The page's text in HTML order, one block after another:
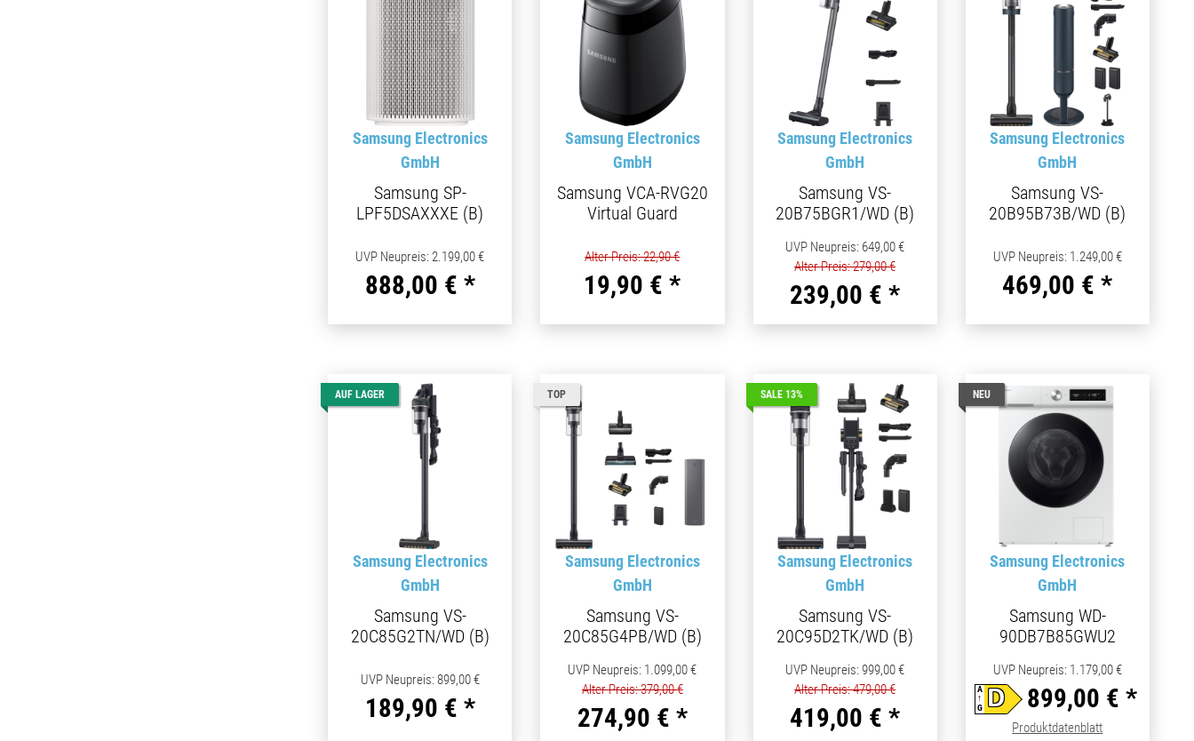
Samsung Electronics
GmbH
Samsung SP-
LPF5DSAXXXE (B)
UVP Neupreis: 2.199,00 €
888,00 € *
Samsung Electronics
GmbH
Samsung VCA-RVG20
Virtual Guard
Alter Preis: 22,90 €
19,90 €*
Samsung Electronics
GmbH
Samsung VS-
20B75BGR1/WD (B)
UVP Neupreis: 649,00 €
Alter Preis: 279,00 €
239,00 €*
Samsung Electronics
GmbH
Samsung VS-
20B95B73B/WD (B)
UVP Neupreis: 1.249,00 €
469,00 €*
AUF LAGER
Samsung Electronics
GmbH
Samsung VS-
20C85G2TN/WD (B)
UVP Neupreis: 899,00 €
189,90 € *
TOP
Samsung Electronics
GmbH
Samsung VS-
20C85G4PB/WD (B)
UVP Neupreis: 1.099,00 €
Alter Preis: 379,00 €
274,90 € *
SALE 13%
Samsung Electronics
GmbH
Samsung VS-
20C95D2TK/WD (B)
UVP Neupreis:999,00 €
Alter Preis: 479,00 €
419,00 €*
NEU
Samsung Electronics
GmbH
Samsung WD-
90DB7B85GWU2
UVP Neupreis: 1.179,00 €
D
A
↑
G
899,00 € *
Produktdatenblatt(öffnet in neuem